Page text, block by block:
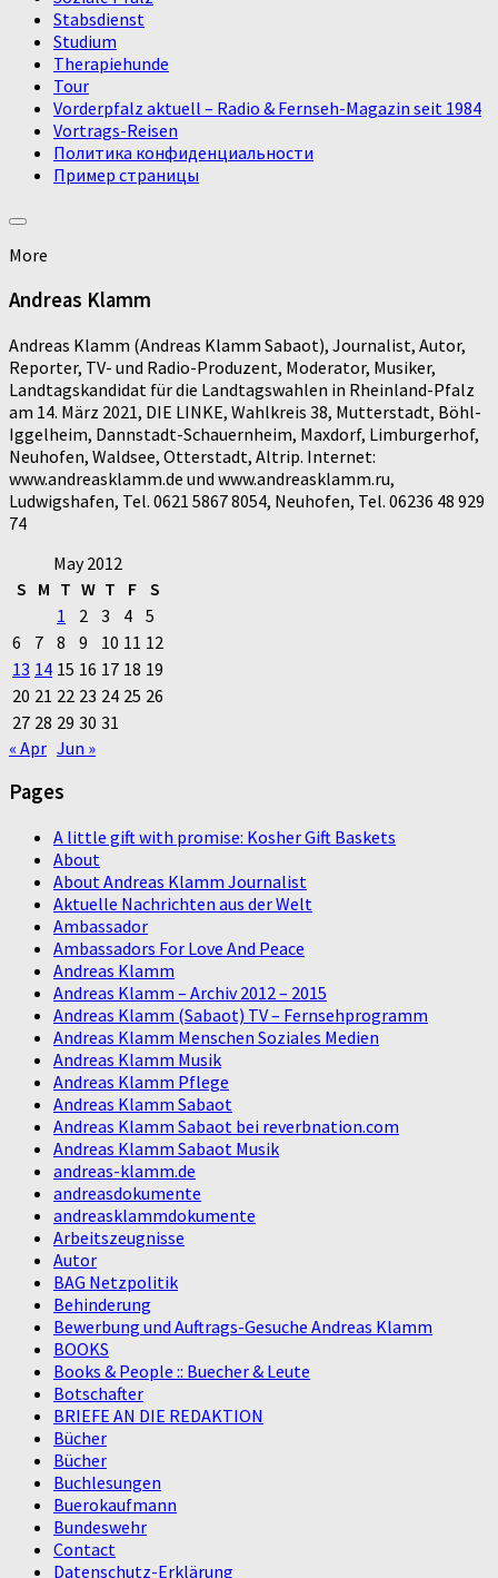
Stabsdienst
Studium
Therapiehunde
Tour
Vorderpfalz aktuell – Radio & Fernseh-Magazin seit 1984
Vortrags-Reisen
Политика конфиденциальности
Пример страницы
More
Andreas Klamm
Andreas Klamm (Andreas Klamm Sabaot), Journalist, Autor,
Reporter, TV- und Radio-Produzent, Moderator, Musiker,
Landtagskandidat für die Landtagswahlen in Rheinland-Pfalz
am 14. März 2021, DIE LINKE, Wahlkreis 38, Mutterstadt, Böhl-
Iggelheim, Dannstadt-Schauernheim, Maxdorf, Limburgerhof,
Neuhofen, Waldsee, Otterstadt, Altrip. Internet:
www.andreasklamm.de und www.andreasklamm.ru,
Ludwigshafen, Tel. 0621 5867 8054, Neuhofen, Tel. 06236 48 929
74
May 2012
S M T W T F S
1
2 3 4 5
6
7 8 9 10 11 12
13 14 15 16 17 18 19
20 21 22 23 24 25 26
27 28 29 30 31
« Apr Jun »
Pages
A little gift with promise: Kosher Gift Baskets
About
About Andreas Klamm Journalist
Aktuelle Nachrichten aus der Welt
Ambassador
Ambassadors For Love And Peace
Andreas Klamm
Andreas Klamm – Archiv 2012 – 2015
Andreas Klamm (Sabaot) TV – Fernsehprogramm
Andreas Klamm Menschen Soziales Medien
Andreas Klamm Musik
Andreas Klamm Pflege
Andreas Klamm Sabaot
Andreas Klamm Sabaot bei reverbnation.com
Andreas Klamm Sabaot Musik
andreas-klamm.de
andreasdokumente
andreasklammdokumente
Arbeitszeugnisse
Autor
BAG Netzpolitik
Behinderung
Bewerbung und Auftrags-Gesuche Andreas Klamm
BOOKS
Books & People :: Buecher & Leute
Botschafter
BRIEFE AN DIE REDAKTION
Bücher
Bücher
Buchlesungen
Buerokaufmann
Bundeswehr
Contact
Datenschutz-Erklärung